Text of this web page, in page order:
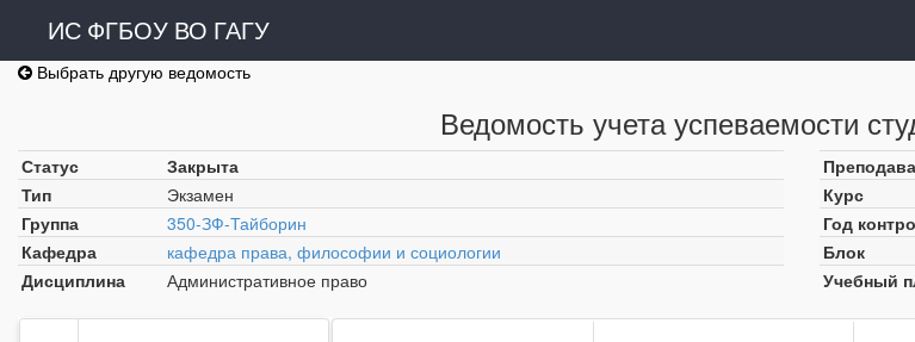
ИС ФГБОУ ВО ГАГУ
Выбрать другую ведомость
Ведомость учета успеваемости
Статус
Закрыта
Тип
Экзамен
Группа
350-ЗФ-Тайборин
Кафедра
кафедра права, философии и социологии
Дисциплина
Административное право
Курс
Год
Блок
Учебный